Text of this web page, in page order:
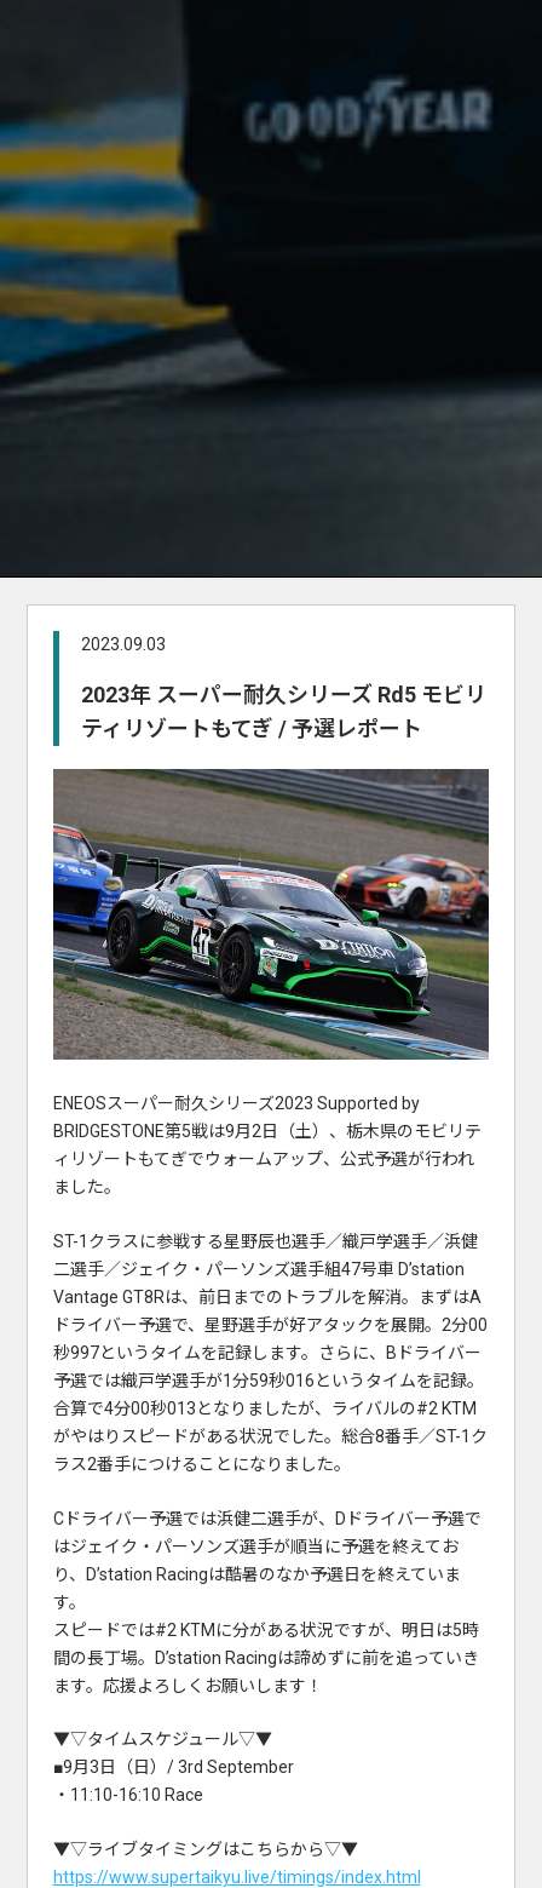
2023.09.03
2023年 スーパー耐久シリーズ Rd5 モビリ
ティリゾートもてぎ / 予選レポート
ENEOSスーパー耐久シリーズ2023 Supported by
BRIDGESTONE第5戦は9月2日（土）、栃木県のモビリテ
ィリゾートもてぎでウォームアップ、公式予選が行われ
ました。
ST-1クラスに参戦する星野辰也選手／織戸学選手／浜健
二選手／ジェイク・パーソンズ選手組47号車 D’station
Vantage GT8Rは、前日までのトラブルを解消。まずはA
ドライバー予選で、星野選手が好アタックを展開。2分00
秒997というタイムを記録します。さらに、Bドライバー
予選では織戸学選手が1分59秒016というタイムを記録。
合算で4分00秒013となりましたが、ライバルの#2 KTM
がやはりスピードがある状況でした。総合8番手／ST-1ク
ラス2番手につけることになりました。
Cドライバー予選では浜健二選手が、Dドライバー予選で
はジェイク・パーソンズ選手が順当に予選を終えてお
り、D’station Racingは酷暑のなか予選日を終えていま
す。
スピードでは#2 KTMに分がある状況ですが、明日は5時
間の長丁場。D’station Racingは諦めずに前を追っていき
ます。応援よろしくお願いします！
▼▽タイムスケジュール▽▼
■9月3日（日）/ 3rd September
・11:10-16:10 Race
▼▽ライブタイミングはこちらから▽▼
https://www.supertaikyu.live/timings/index.html